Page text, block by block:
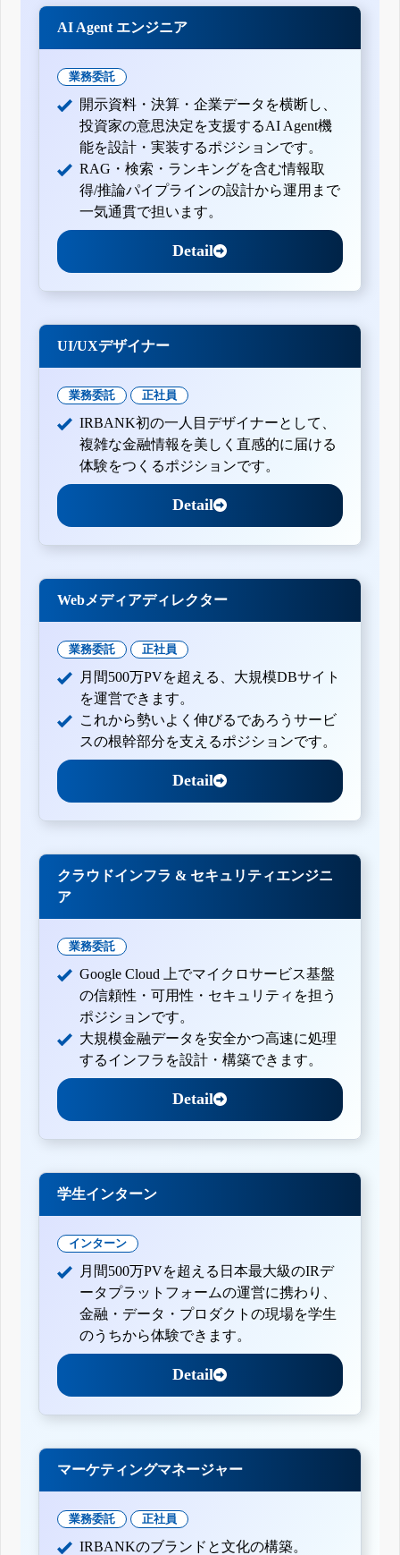
AI Agent エンジニア
業務委託
開示資料・決算・企業データを横断し、
投資家の意思決定を支援するAI Agent機
能を設計・実装するポジションです。
RAG・検索・ランキングを含む情報取
得/推論パイプラインの設計から運用まで
一気通貫で担います。
Detail
UI/UXデザイナー
業務委託 正社員
IRBANK初の一人目デザイナーとして、
複雑な金融情報を美しく直感的に届ける
体験をつくるポジションです。
Detail
Webメディアディレクター
業務委託 正社員
月間500万PVを超える、大規模DBサイト
を運営できます。
これから勢いよく伸びるであろうサービ
スの根幹部分を支えるポジションです。
Detail
クラウドインフラ & セキュリティエンジニ
ア
業務委託
Google Cloud 上でマイクロサービス基盤
の信頼性・可用性・セキュリティを担う
ポジションです。
大規模金融データを安全かつ高速に処理
するインフラを設計・構築できます。
Detail
学生インターン
インターン
月間500万PVを超える日本最大級のIRデ
ータプラットフォームの運営に携わり、
金融・データ・プロダクトの現場を学生
のうちから体験できます。
Detail
マーケティングマネージャー
業務委託 正社員
IRBANKのブランドと文化の構築。